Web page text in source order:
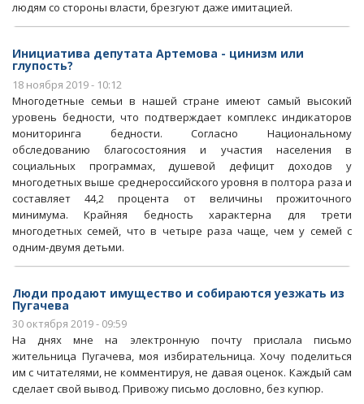
людям со стороны власти, брезгуют даже имитацией.
Инициатива депутата Артемова - цинизм или
глупость?
18 ноября 2019 - 10:12
Многодетные семьи в нашей стране имеют самый высокий
уровень бедности, что подтверждает комплекс индикаторов
мониторинга бедности. Согласно Национальному
обследованию благосостояния и участия населения в
социальных программах, душевой дефицит доходов у
многодетных выше среднероссийского уровня в полтора раза и
составляет 44,2 процента от величины прожиточного
минимума. Крайняя бедность характерна для трети
многодетных семей, что в четыре раза чаще, чем у семей с
одним-двумя детьми.
Люди продают имущество и собираются уезжать из
Пугачева
30 октября 2019 - 09:59
На днях мне на электронную почту прислала письмо
жительница Пугачева, моя избирательница. Хочу поделиться
им с читателями, не комментируя, не давая оценок. Каждый сам
сделает свой вывод. Привожу письмо дословно, без купюр.